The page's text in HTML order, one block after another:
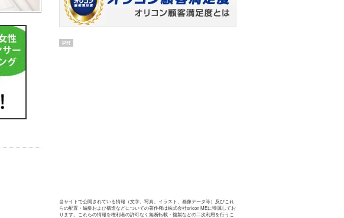
PR
当サイトで公開されている情報（文字、写真、イラスト、画像データ等）及びこれ
らの配置・編集および構造などについての著作権は株式会社oricon MEに帰属してお
ります。これらの情報を権利者の許可なく無断転載・複製などの二次利用を行うこ